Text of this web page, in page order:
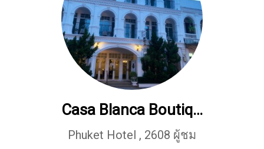
Casa Blanca Boutique Hotel Phuket
Phuket Hotel , 2608 ผู้ชม